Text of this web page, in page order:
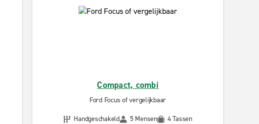
Compact, combi
Ford Focus of vergelijkbaar
Handgeschakeld
5 Mensen 4 Tassen